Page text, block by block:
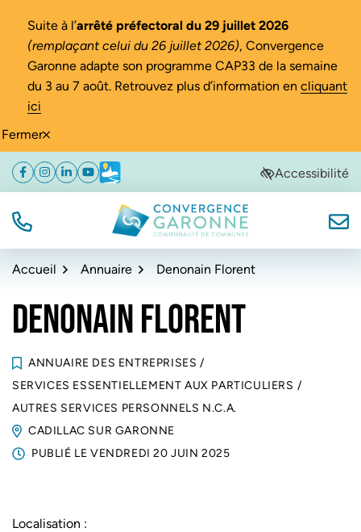
Fermer
Suite à l’arrêté préfectoral du 29 juillet 2026
(remplaçant celui du 26 juillet 2026), Convergence
Garonne adapte son programme CAP33 de la semaine
du 3 au 7 août. Retrouvez plus d’information en cliquant
ici
Aller
navigation
Aller
au
Aller
au
de
Facebook
(ouverture dans un nouvel onglet)
Instagram
(ouverture dans un nouvel onglet)
Linkedin
(ouverture dans un nouvel onglet)
YouTube
(ouverture dans un nouvel onglet)
Météo
(ouverture dans un nouvel onglet)Accessibilité
TÉL. Convergence Garonne
Accueil Annuaire Denonain Florent
DENONAIN FLORENT
ANNUAIRE DES ENTREPRISES /
SERVICES ESSENTIELLEMENT AUX PARTICULIERS /
AUTRES SERVICES PERSONNELS N.C.A.
CADILLAC SUR GARONNE
PUBLIÉ LE VENDREDI 20 JUIN 2025
Localisation :